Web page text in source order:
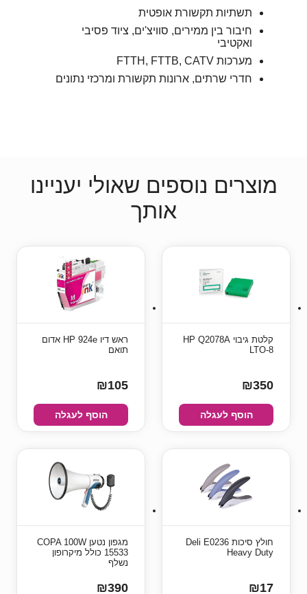
תשתיות תקשורת אופטית
חיבור בין ממירים, סוויצ'ים, ציוד פסיבי
ואקטיבי
מערכות FTTH, FTTB, CATV
חדרי שרתים, ארונות תקשורת ומרכזי נתונים
מוצרים נוספים שאולי יעניינו
אותך
קלטת גיבוי HP Q2078A
LTO-8
₪350
הוסף לעגלה
ראש דיו HP 924e אדום
תואם
₪105
הוסף לעגלה
חולץ סיכות Deli E0236
Heavy Duty
₪17
מגפון נטען COPA 100W
15533 כולל מיקרופון
נשלף
₪390